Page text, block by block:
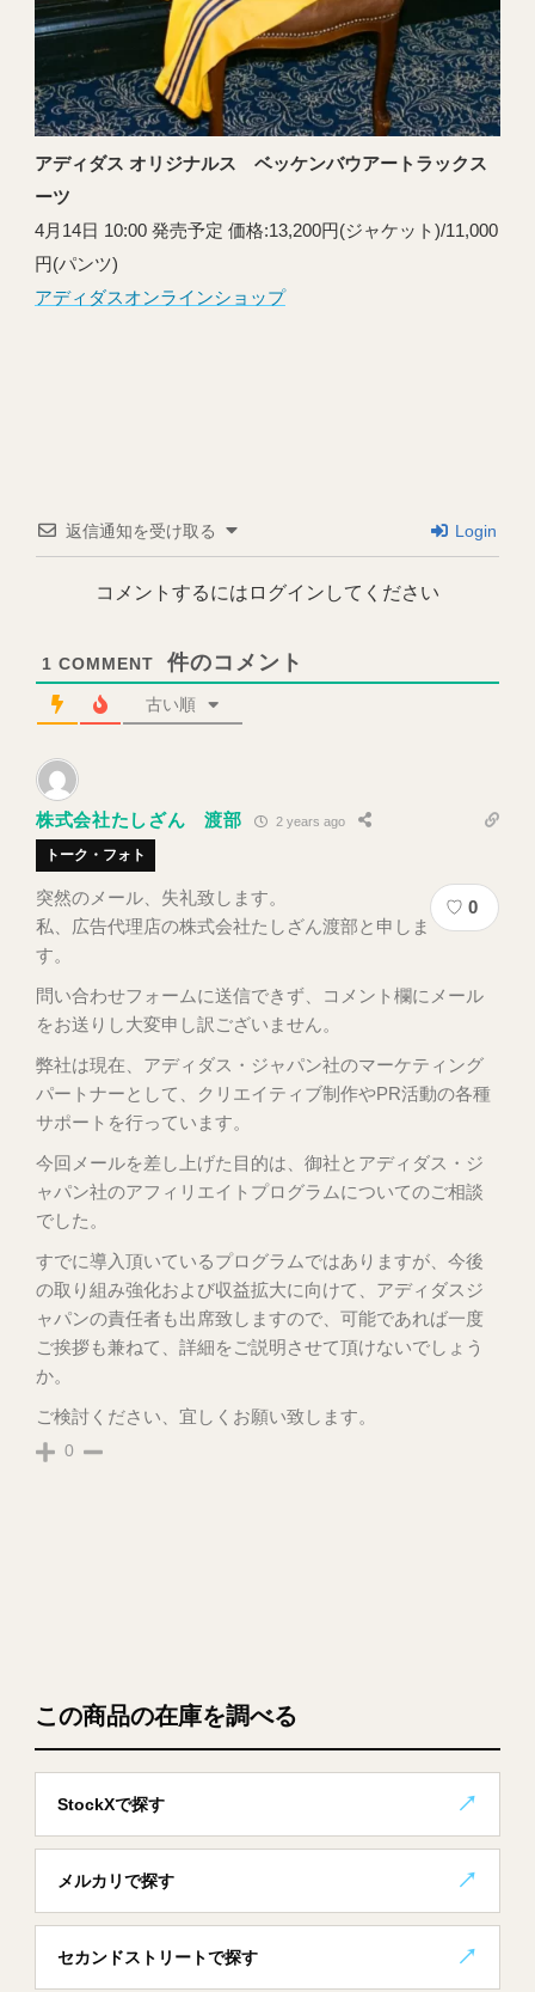
アディダス オリジナルス ベッケンバウアートラックス
ーツ
4月14日 10:00 発売予定 価格:13,200円(ジャケット)/11,000
円(パンツ)
アディダスオンラインショップ
この商品の在庫を調べる
StockXで探す
メルカリで探す
セカンドストリートで探す
返信通知を受け取る Login
コメントするにはログインしてください
1 COMMENT
古い順
株式会社たしざん 渡部 2 years ago
トーク・フォト
♡ 0
突然のメール、失礼致します。
私、広告代理店の株式会社たしざん渡部と申しま
す。
問い合わせフォームに送信できず、コメント欄にメール
をお送りし大変申し訳ございません。
弊社は現在、アディダス・ジャパン社のマーケティング
パートナーとして、クリエイティブ制作やPR活動の各種
サポートを行っています。
今回メールを差し上げた目的は、御社とアディダス・ジ
ャパン社のアフィリエイトプログラムについてのご相談
でした。
すでに導入頂いているプログラムではありますが、今後
の取り組み強化および収益拡大に向けて、アディダスジ
ャパンの責任者も出席致しますので、可能であれば一度
ご挨拶も兼ねて、詳細をご説明させて頂けないでしょう
か。
ご検討ください、宜しくお願い致します。
0